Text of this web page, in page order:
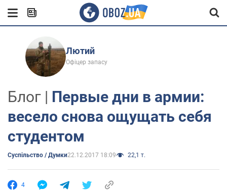
Лютий
Офіцер запасу
Блог | Первые дни в армии:
весело снова ощущать себя
студентом
Суспільство / Думки22.12.2017 18:09 22,1 т.
4